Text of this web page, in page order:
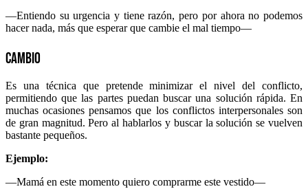
—Entiendo su urgencia y tiene razón, pero por ahora no podemos
hacer nada, más que esperar que cambie el mal tiempo—
Cambio
Es una técnica que pretende minimizar el nivel del conflicto,
permitiendo que las partes puedan buscar una solución rápida. En
muchas ocasiones pensamos que los conflictos interpersonales son
de gran magnitud. Pero al hablarlos y buscar la solución se vuelven
bastante pequeños.
Ejemplo:
—Mamá en este momento quiero comprarme este vestido—